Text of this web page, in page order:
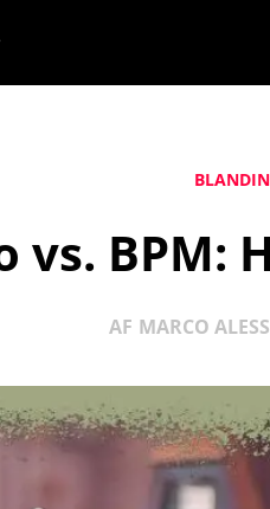
vs. BPM:
AF MARCO